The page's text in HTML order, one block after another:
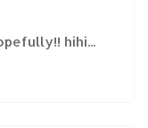
hihi...